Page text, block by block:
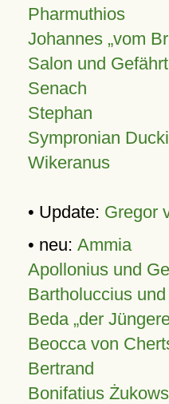
Pharmuthios
Johannes vom
Salon und
Senach
Stephan
Sympronian Ducki
Wikeranus
• Update: Gregor
• neu: Ammia
Apollonius und
Bartholuccius
Beda „der
Beocca von
Bertrand
Bonifatius